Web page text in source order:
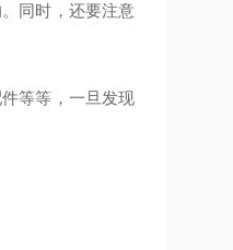
同时，还要注意
等等，一旦发现